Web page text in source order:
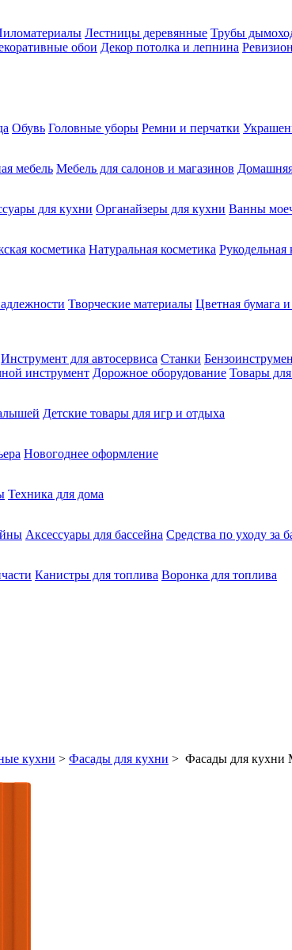
Лестницы деревянные Трубы
обои Декор потолка и лепнина
Обувь Головные уборы Ремни и перчатки
мебель Мебель для салонов и магазинов
для кухни Органайзеры для кухни Ванны
косметика Натуральная косметика Рукодельная
Творческие материалы Цветная бумага
Инструмент для автосервиса Станки
инструмент Дорожное оборудование Товары для
Детские товары для игр и отдыха
Новогоднее оформление
Техника для дома
Аксессуары для бассейна Средства по уходу за
Канистры для топлива Воронка для топлива
кухни > Фасады для кухни > Фасады для кухни